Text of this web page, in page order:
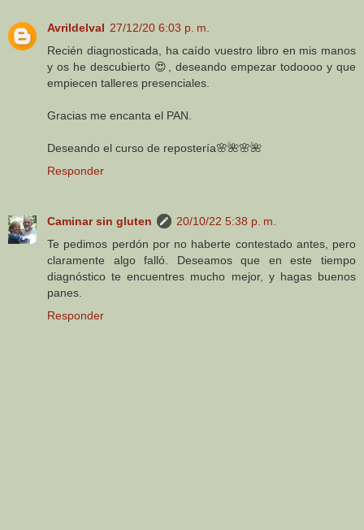
Avrildelval 27/12/20 6:03 p. m.
Recién diagnosticada, ha caído vuestro libro en mis manos
y os he descubierto 😍, deseando empezar todoooo y que
empiecen talleres presenciales.
Gracias me encanta el PAN.
Deseando el curso de repostería🌸🌺🌸🌺
Responder
Caminar sin gluten
20/10/22 5:38 p. m.
Te pedimos perdón por no haberte contestado antes, pero
claramente algo falló. Deseamos que en este tiempo
diagnóstico te encuentres mucho mejor, y hagas buenos
panes.
Responder